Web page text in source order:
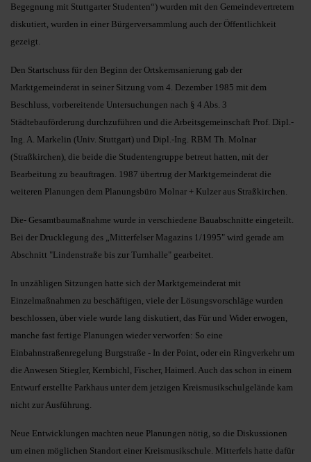
Begegnung mit Stuttgarter Studenten“) wurden mit den Gemeindevertretern
diskutiert, wurden in einer Bürgerversammlung auch der Öffentlichkeit
gezeigt.
Den Startschuss für den Beginn der Ortskernsanierung gab der
Marktgemeinderat in seiner Sitzung vom 4. Dezember 1985 mit dem
Beschluss, vorbereitende Untersuchungen nach § 4 Abs. 3
Städtebauförderung durchzuführen und die Arbeitsgemeinschaft Prof. Dipl.-
Ing. A. Markelin (Univ. Stuttgart) und Dipl.-Ing. RBM Th. Molnar
(Straßkirchen), die beide die Studentengruppe betreut hatten, mit der
Bearbeitung zu beauftragen. 1987 übertrug der Marktgemeinderat die
weiteren Planungen dem Planungsbüro Molnar + Kulzer aus Straßkirchen.
Die- Gesamtbaumaßnahme wurde in verschiedene Bauabschnitte eingeteilt.
Bei der Drucklegung des „Mitterfelser Magazins 1/1995" wird gerade am
Abschnitt "Lindenstraße bis zur Turnhalle" gearbeitet.
In unzähligen Sitzungen hatte sich der Marktgemeinderat mit
Einzelmaßnahmen zu beschäftigen, viele der Lösungsvorschläge wurden
beschlossen, über viele wurde lang diskutiert, das Für und Wider erwogen,
manche fast fertige Planungen wieder verworfen: So eine
Einbahnstraßenregelung Burgstraße - In der Point, oder ein Ringverkehr um
die Anwesen Stiegler, Kernbichl, Fischer, Haimerl. Auch das schon in einem
Entwurf erstellte Parkhaus unter dem jetzigen Kreismusikschulgelände kam
nicht zur Ausführung.
Neue Entwicklungen machten neue Planungen nötig, so die Diskussionen
um einen möglichen Standort einer Kreismusikschule. Mitterfels hatte dafür